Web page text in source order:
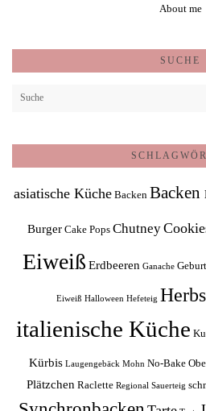
About me
SUCHE
asiatische Küche Backen Backen
Burger Cake Pops Chutney
Eiweiß Erdbeeren Ganache
Eiweiß Halloween Hefeteig
italienische Küche
Kürbis Laugengebäck Mohn No-Bake
Plätzchen Raclette Regional Sauerteig